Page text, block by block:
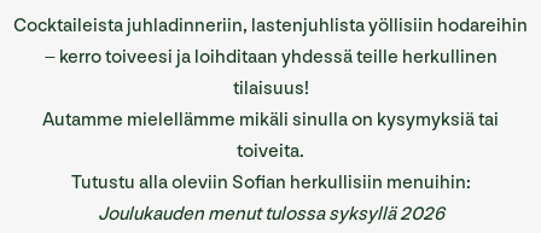
Cocktaileista juhladinneriin, lastenjuhlista yöllisiin hodareihin
– kerro toiveesi ja loihditaan yhdessä teille herkullinen
tilaisuus!
Autamme mielellämme mikäli sinulla on kysymyksiä tai
toiveita.
Tutustu alla oleviin Sofian herkullisiin menuihin:
Joulukauden menut tulossa syksyllä 2026